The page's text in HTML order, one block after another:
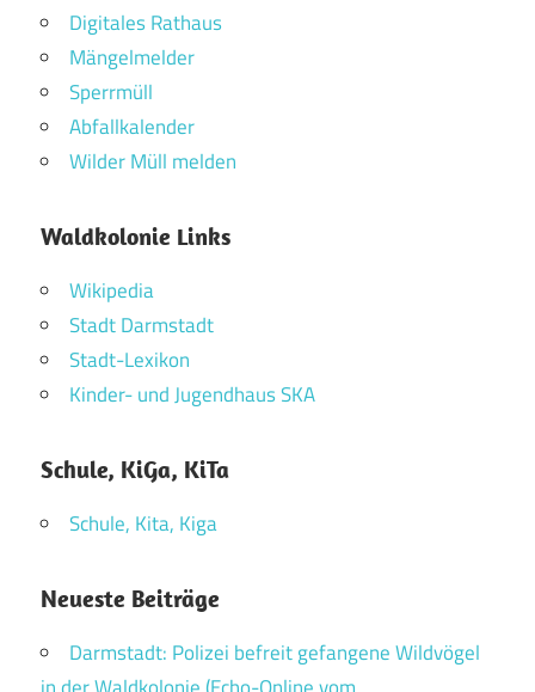
Digitales Rathaus
Mängelmelder
Sperrmüll
Abfallkalender
Wilder Müll melden
Waldkolonie Links
Wikipedia
Stadt Darmstadt
Stadt-Lexikon
Kinder- und Jugendhaus SKA
Schule, KiGa, KiTa
Schule, Kita, Kiga
Neueste Beiträge
Darmstadt: Polizei befreit gefangene Wildvögel